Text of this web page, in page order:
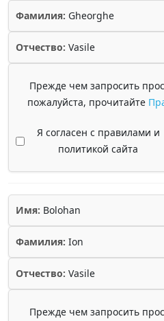
Фамилия: Gheorghe
Отчество: Vasile
Прежде чем запросить
пожалуйста, прочитайте
Я согласен с правилами и
политикой сайта
Имя: Bolohan
Фамилия: Ion
Отчество: Vasile
Прежде чем запросить